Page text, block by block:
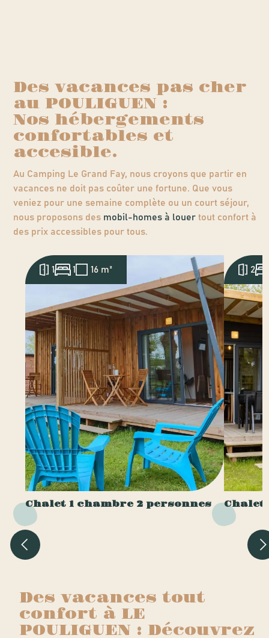
Des vacances pas cher
au POULIGUEN :
Nos hébergements
confortables et
accesible.
Au Camping Le Grand Fay, nous croyons que partir en
vacances ne doit pas coûter une fortune. Que vous
veniez pour une semaine complète ou un court séjour,
nous proposons des mobil-homes à louertout confort à
des prix accessibles pour tous.
1 1 16 m²
Chalet 1 chambre 2 personnes
2
Chalet
Des vacances tout
confort à LE
POULIGUEN : Découvrez